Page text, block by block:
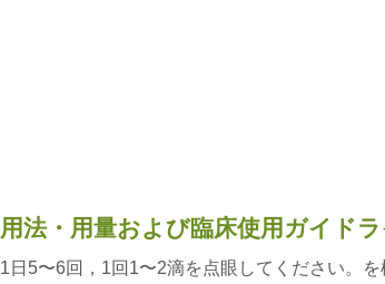
用法・用量および臨床使用ガイド
1日5〜6回，1回1〜2滴を点眼してください。